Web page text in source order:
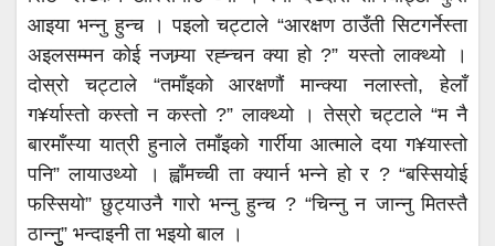
आइया भन्नु हुन्च । पइलो चट्टाले “आरक्षण ठाउँती सिटगर्नेस्ता
अइलसम्मन कोई नजम्र्या रह्न्चन क्या हो ?” यस्तो लाक्थ्यो ।
दोस्रो चट्टाले “तमाँइको आरक्षणौं मान्क्या नलास्तो, हेलाँ
ग¥र्यास्तो कस्तो न कस्तो ?” लाक्थ्यो । तेस्रो चट्टाले “म नै
बारमाँस्या यात्री हुनाले तमाँइको गार्रीया आत्माले दया ग¥यास्तो
पनि” लायाउथ्यो । ह्वाँमच्ची ता क्यार्न भन्ने हो र ? “बस्सियोई
फस्सियो” छुट्याउनै गारो भन्नु हुन्च ? “चिन्नु न जान्नु मितस्तै
ठान्नुु” भन्दाइनी ता भइयो बाल ।